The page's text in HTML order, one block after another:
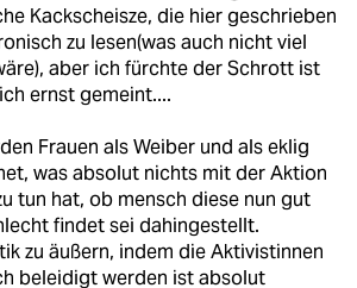
Kackscheisze, die hier geschrieben
zu lesen(was auch nicht viel
aber ich fürchte der Schrott ist
ernst gemeint....
Frauen als Weiber und als eklig
was absolut nichts mit der Aktion
tun hat, ob mensch diese nun gut
findet sei dahingestellt.
zu äußern, indem die Aktivistinnen
beleidigt werden ist absolut